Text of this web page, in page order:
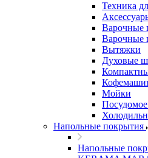
Техника
Варочные
Варочные
Вытяжки
Духовые
Мойки
Напольные покрытия
Напольные